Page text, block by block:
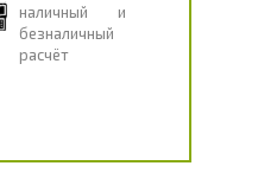
наличный и
безналичный
расчёт